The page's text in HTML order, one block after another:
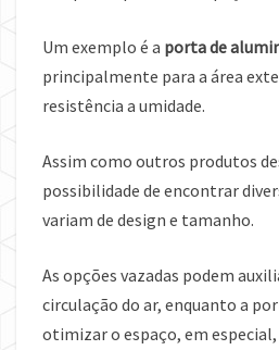
Um exemplo é a porta de
principalmente para a área
resistência a umidade.
Assim como outros produtos
possibilidade de encontrar
variam de design e tamanho.
As opções vazadas podem
circulação do ar, enquanto a
otimizar o espaço, em